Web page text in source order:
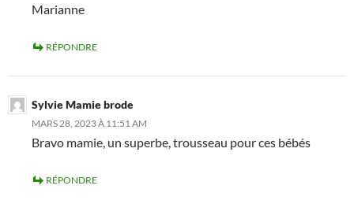
Marianne
RÉPONDRE
Sylvie Mamie brode
MARS 28, 2023 À 11:51 AM
Bravo mamie, un superbe, trousseau pour ces bébés
RÉPONDRE